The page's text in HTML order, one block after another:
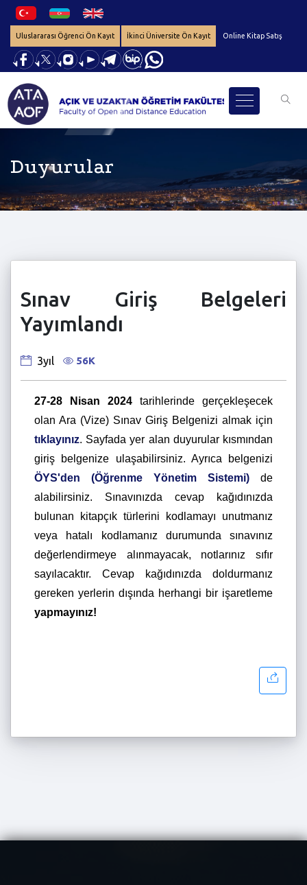
Uluslararası Öğrenci Ön Kayıt İkinci Üniversite Ön Kayıt Online Kitap Satış
Duyurular
Sınav Giriş Belgeleri
Yayımlandı
3yıl 56K
27-28 Nisan 2024 tarihlerinde gerçekleşecek
olan Ara (Vize) Sınav Giriş Belgenizi almak için
tıklayınız. Sayfada yer alan duyurular kısmından
giriş belgenize ulaşabilirsiniz. Ayrıca belgenizi
ÖYS'den (Öğrenme Yönetim Sistemi) de
alabilirsiniz. Sınavınızda cevap kağıdınızda
bulunan kitapçık türlerini kodlamayı unutmanız
veya hatalı kodlamanız durumunda sınavınız
değerlendirmeye alınmayacak, notlarınız sıfır
sayılacaktır. Cevap kağıdınızda doldurmanız
gereken yerlerin dışında herhangi bir işaretleme
yapmayınız!